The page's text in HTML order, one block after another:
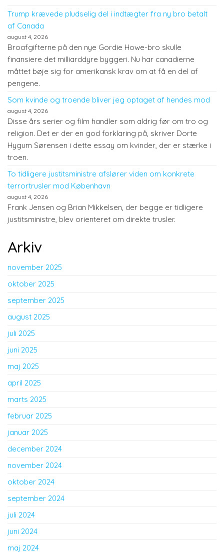
Trump krævede pludselig del i indtægter fra ny bro betalt
af Canada
august 4, 2026
Broafgifterne på den nye Gordie Howe-bro skulle
finansiere det milliarddyre byggeri. Nu har canadierne
måttet bøje sig for amerikansk krav om at få en del af
pengene.
Som kvinde og troende bliver jeg optaget af hendes mod
august 4, 2026
Disse års serier og film handler som aldrig før om tro og
religion. Det er der en god forklaring på, skriver Dorte
Hygum Sørensen i dette essay om kvinder, der er stærke i
troen.
To tidligere justitsministre afslører viden om konkrete
terrortrusler mod København
august 4, 2026
Frank Jensen og Brian Mikkelsen, der begge er tidligere
justitsministre, blev orienteret om direkte trusler.
Arkiv
november 2025
oktober 2025
september 2025
august 2025
juli 2025
juni 2025
maj 2025
april 2025
marts 2025
februar 2025
januar 2025
december 2024
november 2024
oktober 2024
september 2024
juli 2024
juni 2024
maj 2024